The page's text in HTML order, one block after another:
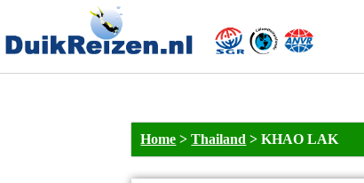
Home >Thailand >KHAO LAK